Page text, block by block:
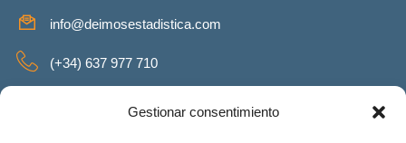
Gestionar consentimiento
info@deimosestadistica.com
(+34) 637 977 710